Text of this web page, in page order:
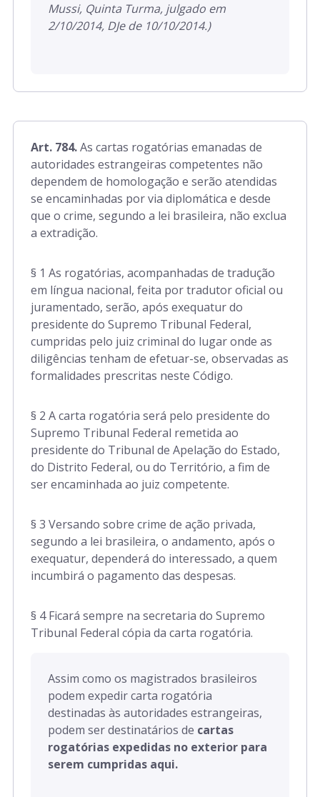
Mussi, Quinta Turma, julgado em
2/10/2014, DJe de 10/10/2014.)
Art. 784.As cartas rogatórias emanadas de
autoridades estrangeiras competentes não
dependem de homologação e serão atendidas
se encaminhadas por via diplomática e desde
que o crime, segundo a lei brasileira, não exclua
a extradição.
§ 1 As rogatórias, acompanhadas de tradução
em língua nacional, feita por tradutor oficial ou
juramentado, serão, após exequatur do
presidente do Supremo Tribunal Federal,
cumpridas pelo juiz criminal do lugar onde as
diligências tenham de efetuar-se, observadas as
formalidades prescritas neste Código.
§ 2 A carta rogatória será pelo presidente do
Supremo Tribunal Federal remetida ao
presidente do Tribunal de Apelação do Estado,
do Distrito Federal, ou do Território, a fim de
ser encaminhada ao juiz competente.
§ 3 Versando sobre crime de ação privada,
segundo a lei brasileira, o andamento, após o
exequatur, dependerá do interessado, a quem
incumbirá o pagamento das despesas.
§ 4 Ficará sempre na secretaria do Supremo
Tribunal Federal cópia da carta rogatória.
Assim como os magistrados brasileiros
podem expedir carta rogatória
destinadas às autoridades estrangeiras,
podem ser destinatários de cartas
rogatórias expedidas no exterior para
serem cumpridas aqui.